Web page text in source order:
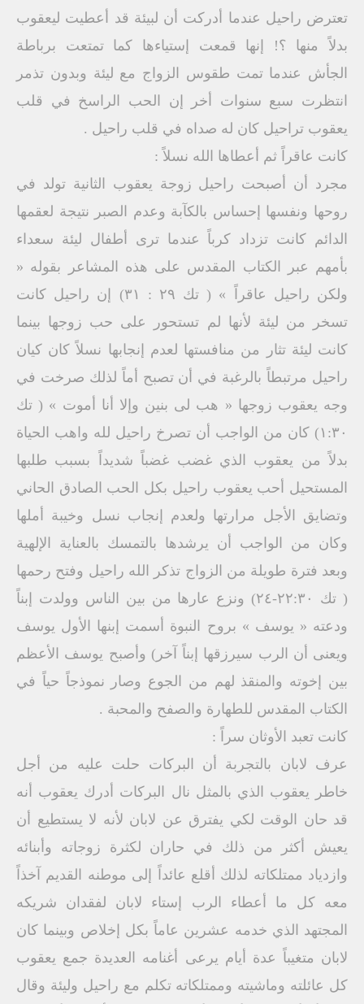
تعترض راحيل عندما أدركت أن لبيئة قد أعطيت ليعقوب
بدلاً منها ؟! إنها قمعت إستياءها كما تمتعت برباطة
الجأش عندما تمت طقوس الزواج مع ليئة وبدون تذمر
انتظرت سبع سنوات أخر إن الحب الراسخ في قلب
يعقوب تراحيل كان له صداه في قلب راحيل .
كانت عاقراً ثم أعطاها الله نسلاً :
مجرد أن أصبحت راحيل زوجة يعقوب الثانية تولد في
روحها ونفسها إحساس بالكآبة وعدم الصبر نتيجة لعقمها
الدائم كانت تزداد كرباً عندما ترى أطفال ليئة سعداء
بأمهم عبر الكتاب المقدس على هذه المشاعر بقوله «
ولكن راحيل عاقراً » ( تك ۲۹ : ۳۱) إن راحيل كانت
تسخر من ليئة لأنها لم تستحور على حب زوجها بينما
كانت ليئة تثار من منافستها لعدم إنجابها نسلاً كان كيان
راحيل مرتبطاً بالرغبة في أن تصبح أماً لذلك صرخت في
وجه يعقوب زوجها « هب لى بنين وإلا أنا أموت » ( تك
١:٣٠) كان من الواجب أن تصرخ راحيل لله واهب الحياة
بدلاً من يعقوب الذي غضب غضباً شديداً بسبب طلبها
المستحيل أحب يعقوب راحيل بكل الحب الصادق الحاني
وتضايق الأجل مرارتها ولعدم إنجاب نسل وخيبة أملها
وكان من الواجب أن يرشدها بالتمسك بالعناية الإلهية
وبعد فترة طويلة من الزواج تذكر الله راحيل وفتح رحمها
( تك ٢٢:٣٠-٢٤) ونزع عارها من بين الناس وولدت إبناً
ودعته « يوسف » بروح النبوة أسمت إبنها الأول يوسف
ويعنى أن الرب سيرزقها إبناً آخر) وأصبح يوسف الأعظم
بين إخوته والمنقذ لهم من الجوع وصار نموذجاً حياً في
الكتاب المقدس للطهارة والصفح والمحبة .
كانت تعبد الأوثان سراً :
عرف لابان بالتجربة أن البركات حلت عليه من أجل
خاطر يعقوب الذي بالمثل نال البركات أدرك يعقوب أنه
قد حان الوقت لكي يفترق عن لابان لأنه لا يستطيع أن
يعيش أكثر من ذلك في حاران لكثرة زوجاته وأبنائه
وازدياد ممتلكاته لذلك أقلع عائداً إلى موطنه القديم آخذاً
معه كل ما أعطاء الرب إستاء لابان لفقدان شريكه
المجتهد الذي خدمه عشرين عاماً بكل إخلاص وبينما كان
لابان متغيباً عدة أيام يرعى أغنامه العديدة جمع يعقوب
كل عائلته وماشيته وممتلكاته تكلم مع راحيل وليئة وقال